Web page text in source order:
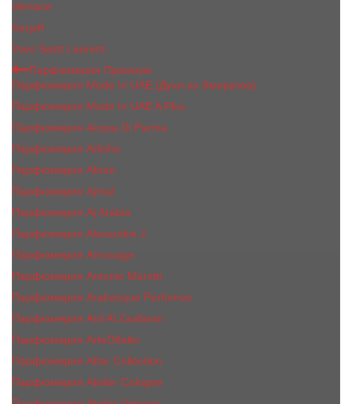
Versace
Xerjoff
Yves Saint Laurent
Парфюмерия Премиум
Парфюмерия Made In UAE (Духи из Эмиратов)
Парфюмерия Made In UAE A Plus
Парфюмерия Acqua Di Parma
Парфюмерия Adisha
Парфюмерия Afnan
Парфюмерия Ajmal
Парфюмерия Aj Arabia
Парфюмерия Alexandre J.
Парфюмерия Amouage
Парфюмерия Antonio Maretti
Парфюмерия Arabesque Perfumes
Парфюмерия Ard Al Zaafaran
Парфюмерия ArteOlfatto
Парфюмерия Attar Collection
Парфюмерия Atelier Cologne